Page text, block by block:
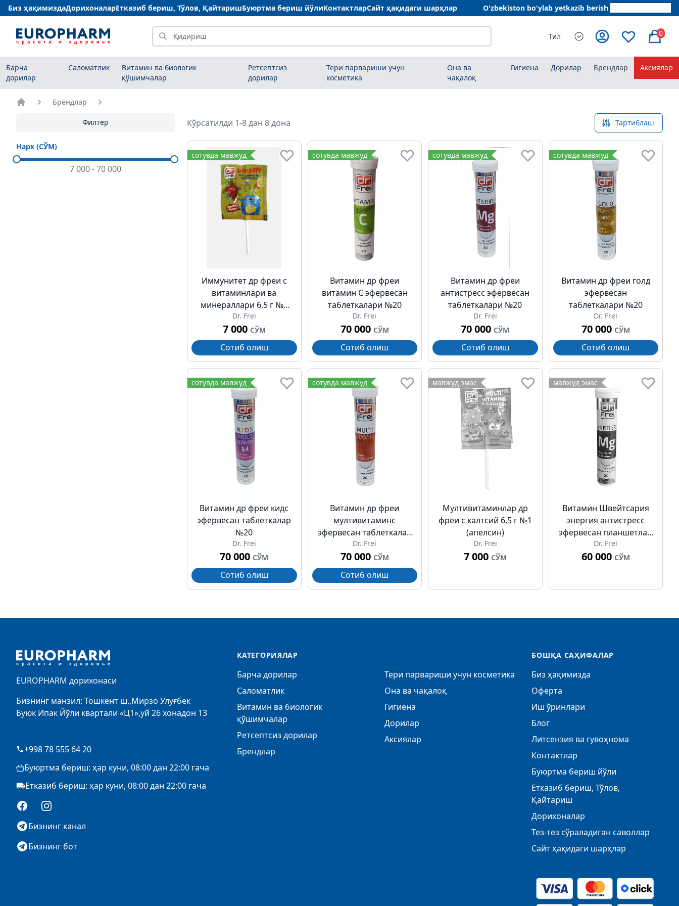
Биз ҳақимиздаДорихоналарЕтказиб бериш, Тўлов, ҚайтаришБуюртма бериш йўлиКонтактларСайт ҳақидаги шарҳлар O'zbekiston bo'ylab yetkazib berish
Қидириш Тил 0
Барча
дорилар
Саломатлик
Витамин ва биологик
қўшимчалар
Ретсептсиз
дорилар
Тери парвариши учун
косметика
Она ва
чақалоқ
Гигиена Дорилар Брендлар Аксиялар
Брендлар
Филтер
Нарх (СЎМ)
7 000-70 000
Кўрсатилди 1-8 дан 8 дона Тартиблаш
сотувда мавжуд
Иммунитет др фреи c
витаминлари ва
минераллари 6,5 г №1
(қулупнай)
Dr. Frei
7 000 СЎМ
Сотиб олиш
сотувда мавжуд
Витамин др фреи
витамин C эфервесан
таблеткалари №20
Dr. Frei
70 000 СЎМ
Сотиб олиш
сотувда мавжуд
Витамин др фреи
антистресс эфервесан
таблеткалари №20
Dr. Frei
70 000 СЎМ
Сотиб олиш
сотувда мавжуд
Витамин др фреи голд
эфервесан
таблеткалари №20
Dr. Frei
70 000 СЎМ
Сотиб олиш
сотувда мавжуд
Витамин др фреи кидс
эфервесан таблеткалар
№20
Dr. Frei
70 000 СЎМ
Сотиб олиш
сотувда мавжуд
Витамин др фреи
мултивитаминс
эфервесан таблеткалар
№20
Dr. Frei
70 000 СЎМ
Сотиб олиш
мавжуд эмас
Мултивитаминлар др
фреи c калтсий 6,5 г №1
(апелсин)
Dr. Frei
7 000 СЎМ
мавжуд эмас
Витамин Швейтсария
энергия антистресс
эфервесан планшетлар
Но 20
Dr. Frei
60 000 СЎМ
EUROPHARM дорихонаси
Бизнинг манзил: Тошкент ш.,Мирзо Улуғбек
Буюк Ипак Йўли квартали «Ц1»,уй 26 хонадон 13
+998 78 555 64 20
Буюртма бериш: ҳар куни, 08:00 дан 22:00 гача
Етказиб бериш: ҳар куни, 08:00 дан 22:00 гача
FacebookInstagram
Бизнинг канал
Бизнинг бот
КАТЕГОРИЯЛАР
Барча дорилар
Саломатлик
Витамин ва биологик
қўшимчалар
Ретсептсиз дорилар
Брендлар
Тери парвариши учун косметика
Она ва чақалоқ
Гигиена
Дорилар
Аксиялар
БОШҚА САҲИФАЛАР
Биз ҳақимизда
Оферта
Иш ўринлари
Блог
Литсензия ва гувоҳнома
Контактлар
Буюртма бериш йўли
Етказиб бериш, Тўлов,
Қайтариш
Дорихоналар
Тез-тез сўраладиган саволлар
Сайт ҳақидаги шарҳлар